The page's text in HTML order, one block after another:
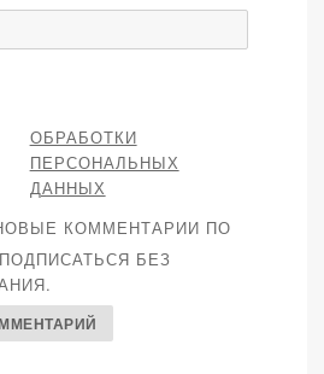
ОБРАБОТКИ
ПЕРСОНАЛЬНЫХ
ДАННЫХ
КОММЕНТАРИИ ПО
БЕЗ